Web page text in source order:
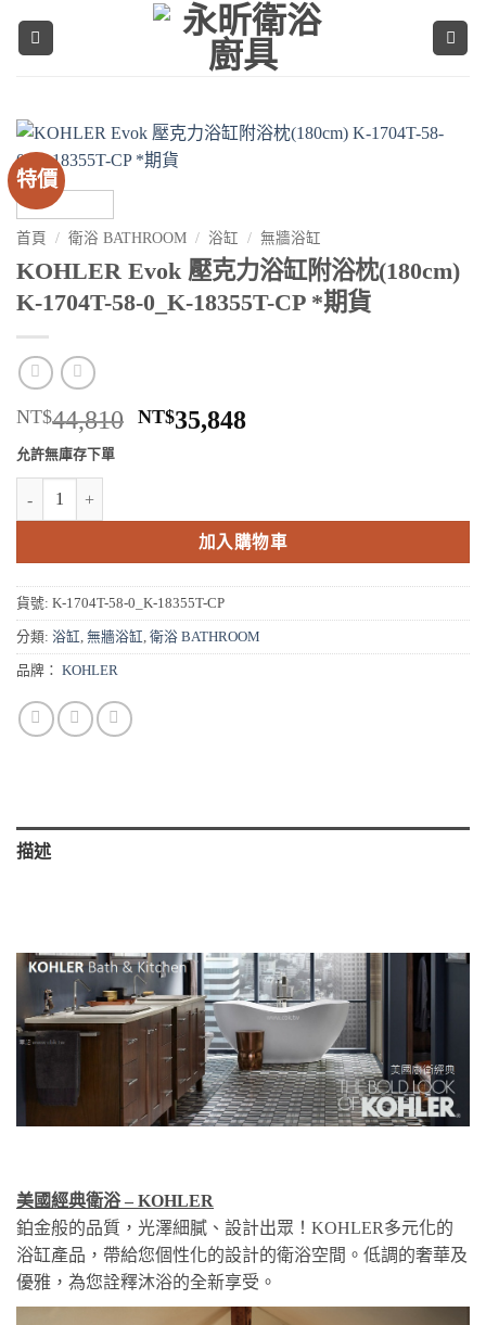
特價
首頁 / 衛浴 BATHROOM / 浴缸 / 無牆浴缸
KOHLER Evok 壓克力浴缸附浴枕(180cm)
K-1704T-58-0_K-18355T-CP *期貨
NT$44,810 原
NT$44,810。
NT$35,848目
NT$35,848。
允許無庫存下單
KOHLER Evok 壓克力浴缸附浴枕(180cm) K-1704T-58-0_K-18355T-
加入購物車
貨號: K-1704T-58-0_K-18355T-CP
分類: 浴缸 , 無牆浴缸 , 衛浴 BATHROOM
品牌： KOHLER
描述
美國經典衛浴 – KOHLER
鉑金般的品質，光澤細膩、設計出眾！KOHLER多元化的
浴缸產品，帶給您個性化的設計的衛浴空間。低調的奢華及
優雅，為您詮釋沐浴的全新享受。